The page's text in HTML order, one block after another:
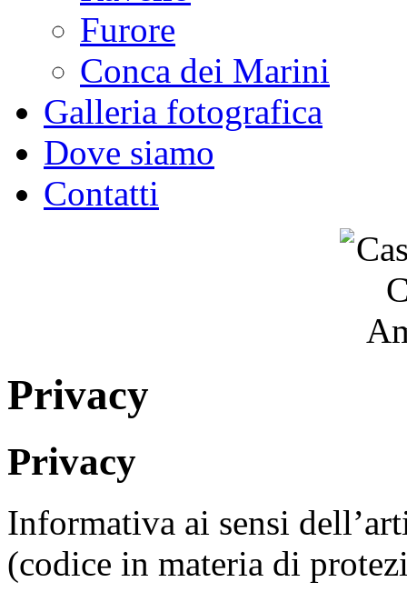
Furore
Conca dei Marini
Galleria fotografica
Dove siamo
Contatti
Privacy
Privacy
Informativa ai sensi
(codice in materia di